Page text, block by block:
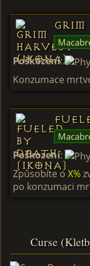
Poškození:
Konzumace
Poškození:
Způsobíte oX%
po konzumaci
Curse